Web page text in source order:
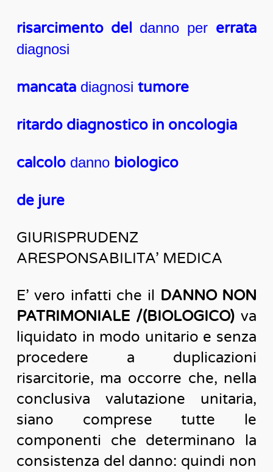
risarcimento del danno per errata
diagnosi
mancatadiagnosi tumore
ritardo diagnostico in oncologia
calcolodanno biologico
de jure
GIURISPRUDENZ
ARESPONSABILITA’ MEDICA
E’ vero infatti che il DANNO NON
PATRIMONIALE /(BIOLOGICO)va
liquidato in modo unitario e senza
procedere a duplicazioni
risarcitorie, ma occorre che, nella
conclusiva valutazione unitaria,
siano comprese tutte le
componenti che determinano la
consistenza del danno: quindi non